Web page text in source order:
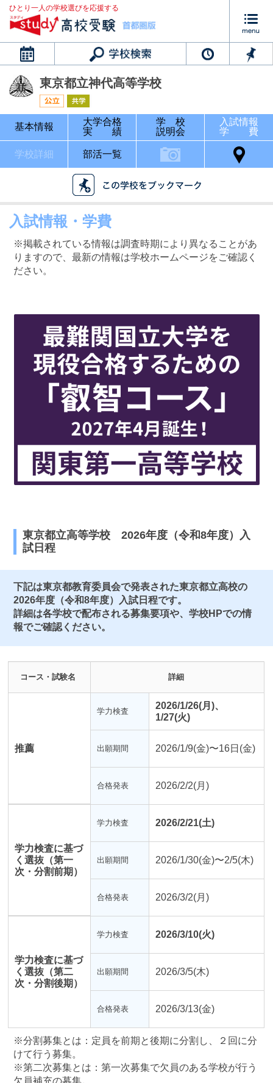
ひとり一人の学校選びを応援する
カレンダー
最近見た学校
東京都立神代高等学校
ブックマークした学校
東京都立神代高等学校
基本情報
大学合格
実 績
学 校
説明会
入試情報
学 費
学校詳細 部活一覧
入試情報・学費
※掲載されている情報は調査時期により異なることがあ
りますので、最新の情報は学校ホームページをご確認く
ださい。
東京都立高等学校 2026年度（令和8年度）入
試日程
下記は東京都教育委員会で発表された東京都立高校の
2026年度（令和8年度）入試日程です。
詳細は各学校で配布される募集要項や、学校HPでの情
報でご確認ください。
コース・試験名 詳細
推薦
学力検査
2026/1/26(月)、
1/27(火)
出願期間 2026/1/9(金)〜16日(金)
合格発表 2026/2/2(月)
学力検査に基づ
く選抜（第一
次・分割前期）
学力検査 2026/2/21(土)
出願期間 2026/1/30(金)〜2/5(木)
合格発表 2026/3/2(月)
学力検査に基づ
く選抜（第二
次・分割後期）
学力検査 2026/3/10(火)
出願期間 2026/3/5(木)
合格発表 2026/3/13(金)
※分割募集とは：定員を前期と後期に分割し、２回に分
けて行う募集。
※第二次募集とは：第一次募集で欠員のある学校が行う